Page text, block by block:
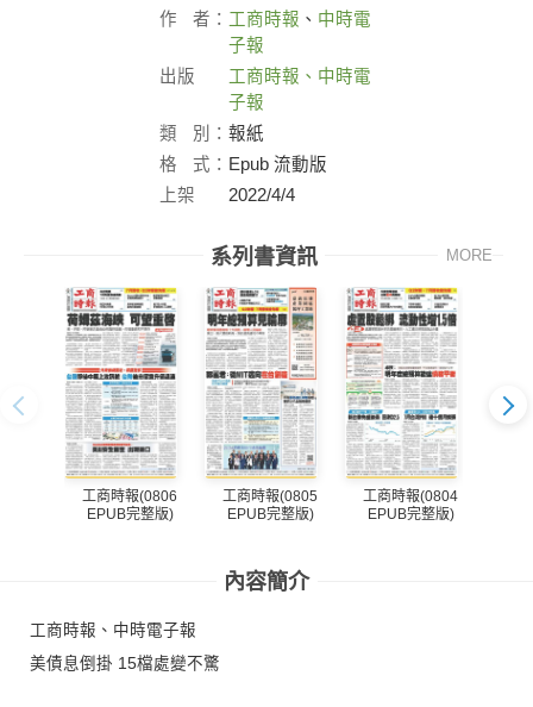
作 者： 工商時報 、 中時電
子報
出版
工商時報、中時電
子報
類
別： 報紙
格
式： Epub 流動版
上架
2022/4/4
系列書資訊 MORE
工商時報(0806
EPUB完整版)
工商時報(0805
EPUB完整版)
工商時報(0804
EPUB完整版)
內容簡介
工商時報、中時電子報
美債息倒掛 15檔處變不驚